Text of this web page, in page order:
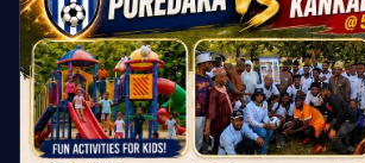
Ceremonie de Poredaka a New